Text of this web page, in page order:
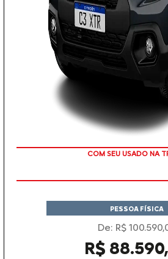
COM SEU USADO NA
PESSOA FÍSICA
De: R$
R$